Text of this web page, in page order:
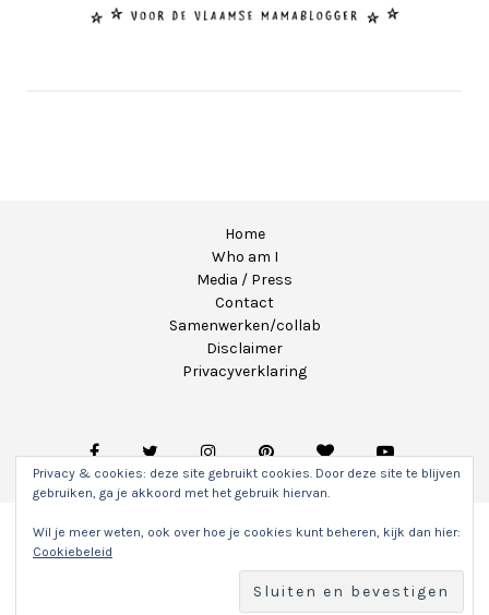
Home
Who am I
Media / Press
Contact
Samenwerken/collab
Disclaimer
Privacyverklaring
Copyright 2020 - Unicorns & Fairytales. Alle rechten
voorbehouden.
Hosting & WordPress onderhoud door Sitefly
Privacy & cookies: deze site gebruikt cookies. Door deze site te blijven
gebruiken, ga je akkoord met het gebruik hiervan.
Wil je meer weten, ook over hoe je cookies kunt beheren, kijk dan hier:
Cookiebeleid